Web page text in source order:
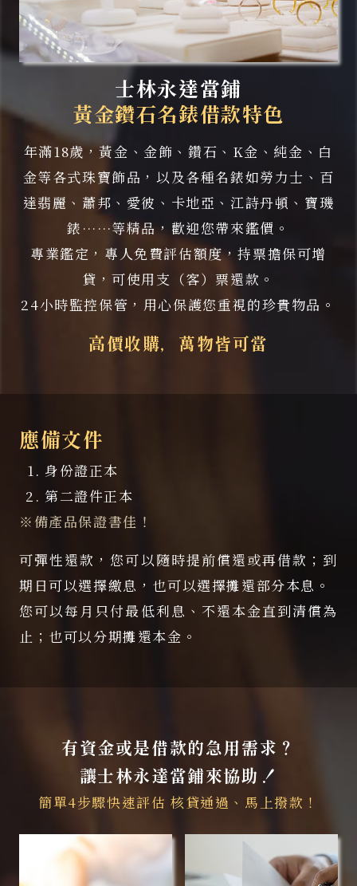
士林永達當鋪
黃金鑽石名錶借款特色
年滿18歲，黃金、金飾、鑽石、K金、純金、白
金等各式珠寶飾品，以及各種名錶如勞力士、百
達翡麗、蕭邦、愛彼、卡地亞、江詩丹頓、寶璣
錶……等精品，歡迎您帶來鑑價。
專業鑑定，專人免費評估額度，持票擔保可增
貸，可使用支（客）票還款。
24小時監控保管，用心保護您重視的珍貴物品。
高價收購，萬物皆可當
應備文件
身份證正本
第二證件正本
※備產品保證書佳！
可彈性還款，您可以隨時提前償還或再借款；到
期日可以選擇繳息，也可以選擇攤還部分本息。
您可以每月只付最低利息、不還本金直到清償為
止；也可以分期攤還本金。
有資金或是借款的急用需求？
讓士林永達當鋪來協助！
簡單4步驟快速評估 核貸通過、馬上撥款！